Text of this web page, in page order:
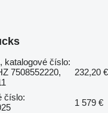
katalogové číslo:
7508552220,
232,20 €
číslo:
1 579 €